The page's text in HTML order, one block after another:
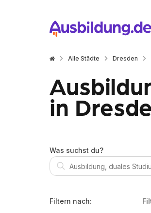
Alle Städte Dresden
in
Was suchst du?
Filtern nach: